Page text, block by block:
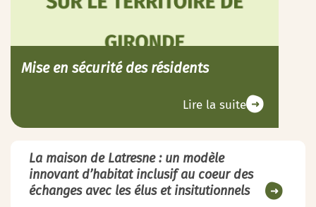
Mise en sécurité des résidents
Lire la suite
La maison de Latresne : un modèle
innovant d’habitat inclusif au coeur des
échanges avec les élus et insitutionnels